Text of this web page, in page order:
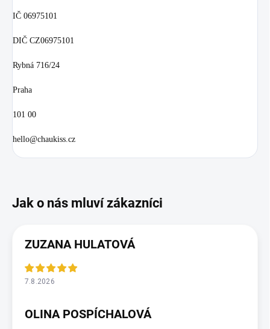
IČ 06975101
DIČ CZ06975101
Rybná 716/24
Praha
101 00
hello@chaukiss.cz
ZUZANA HULATOVÁ
7.8.2026
OLINA POSPÍCHALOVÁ